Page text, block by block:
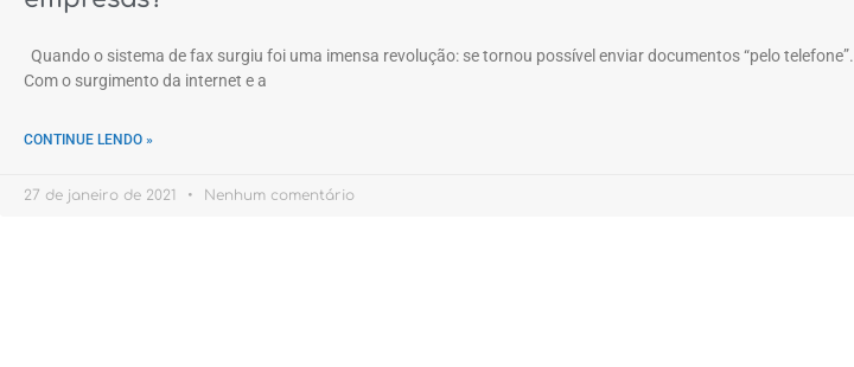
Quando o sistema de fax surgiu foi uma imensa revolução: se tornou possível enviar documentos “pelo telefone”.
Com o surgimento da internet e a
CONTINUE LENDO »
27 de janeiro de 2021 Nenhum comentário